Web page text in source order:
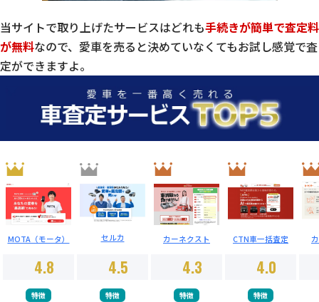
当サイトで取り上げたサービスはどれも手続きが簡単で査定料
が無料なので、愛車を売ると決めていなくてもお試し感覚で査
定ができますよ。
MOTA（モータ） セルカ カーネクスト CTN車一括査定
4.8 4.5 4.3 4.0
特徴
特徴
特徴
特徴